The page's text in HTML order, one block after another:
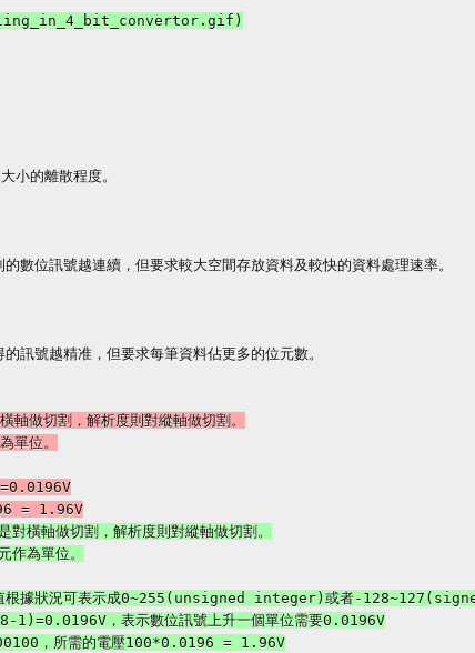
的離散程度。
位訊號越連續，但要求較大空間存放資料及較快的資料處理速率。
訊號越精准，但要求每筆資料佔更多的位元數。